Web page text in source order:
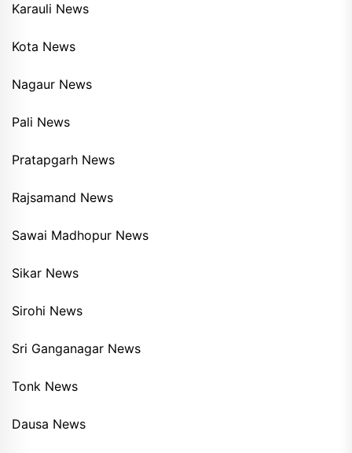
Karauli News
Kota News
Nagaur News
Pali News
Pratapgarh News
Rajsamand News
Sawai Madhopur News
Sikar News
Sirohi News
Sri Ganganagar News
Tonk News
Dausa News